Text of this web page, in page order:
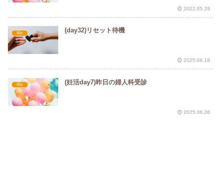
2022.05.29
life (day32)リセット待機
2025.06.18
life (妊活day7)昨日の婦人科受診
2025.06.26